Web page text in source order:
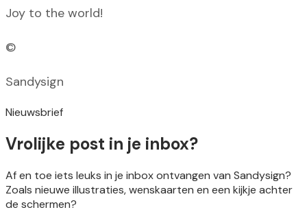
Joy to the world!
©
Sandysign
Nieuwsbrief
Vrolijke post in je inbox?
Af en toe iets leuks in je inbox ontvangen van Sandysign?
Zoals nieuwe illustraties, wenskaarten en een kijkje achter
de schermen?